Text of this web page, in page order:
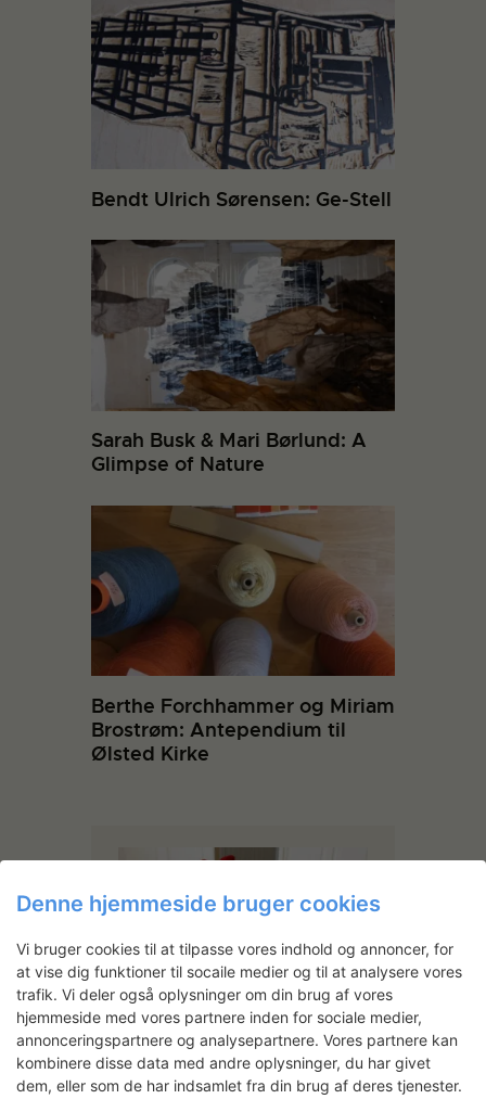
Bendt Ulrich Sørensen: Ge-Stell
Sarah Busk & Mari Børlund: A
Glimpse of Nature
Berthe Forchhammer og Miriam
Brostrøm: Antependium til
Ølsted Kirke
Denne hjemmeside bruger cookies
Vi bruger cookies til at tilpasse vores indhold og annoncer, for
at vise dig funktioner til socaile medier og til at analysere vores
trafik. Vi deler også oplysninger om din brug af vores
hjemmeside med vores partnere inden for sociale medier,
annonceringspartnere og analysepartnere. Vores partnere kan
kombinere disse data med andre oplysninger, du har givet
dem, eller som de har indsamlet fra din brug af deres tjenester.